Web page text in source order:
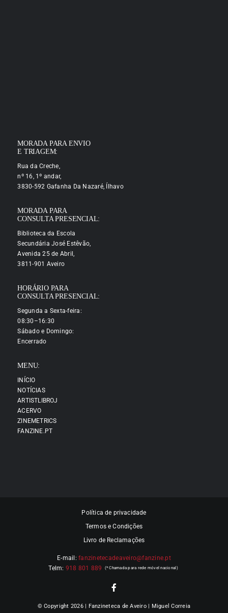
MORADA PARA ENVIO
E TRIAGEM:
Rua da Creche,
nº 16, 1º andar,
3830-592 Gafanha Da Nazaré, Ílhavo
MORADA PARA
CONSULTA PRESENCIAL:
Biblioteca da Escola
Secundária José Estêvão,
Avenida 25 de Abril,
3811-901 Aveiro
HORÁRIO PARA
CONSULTA PRESENCIAL:
Segunda a Sexta-feira:
08:30–16:30
Sábado e Domingo:
Encerrado
MENU:
INÍCIO
NOTÍCIAS
ARTISTLIBROJ
ACERVO
ZINEMETRICS
FANZINE.PT
Política de privacidade
Termos e Condições
Livro de Reclamações
E-mail:fanzinetecadeaveiro@fanzine.pt
Telm: 918 801 889
© Copyright 2026 | Fanzineteca de Aveiro | Miguel Correia